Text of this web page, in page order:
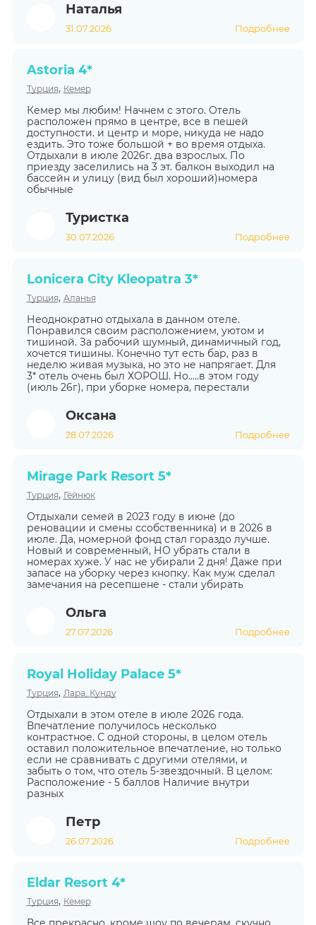
Наталья
31.07.2026 Подробнее
Astoria 4*
Турция, Кемер
Кемер мы любим! Начнем с этого. Отель
расположен прямо в центре, все в пешей
доступности. и центр и море, никуда не надо
ездить. Это тоже большой + во время отдыха.
Отдыхали в июле 2026г. два взрослых. По
приезду заселились на 3 эт. балкон выходил на
бассейн и улицу (вид был хороший)номера
обычные
Туристка
30.07.2026 Подробнее
Lonicera City Kleopatra 3*
Турция, Аланья
Неоднократно отдыхала в данном отеле.
Понравился своим расположением, уютом и
тишиной. За рабочий шумный, динамичный год,
хочется тишины. Конечно тут есть бар, раз в
неделю живая музыка, но это не напрягает. Для
3* отель очень был ХОРОШ. Но.....в этом году
(июль 26г), при уборке номера, перестали
Оксана
28.07.2026 Подробнее
Mirage Park Resort 5*
Турция, Гёйнюк
Отдыхали семей в 2023 году в июне (до
реновации и смены ссобственника) и в 2026 в
июле. Да, номерной фонд стал гораздо лучше.
Новый и современный, НО убрать стали в
номерах хуже. У нас не убирали 2 дня! Даже при
запасе на уборку через кнопку. Как муж сделал
замечания на ресепшене - стали убирать
Ольга
27.07.2026 Подробнее
Royal Holiday Palace 5*
Турция, Лара, Кунду
Отдыхали в этом отеле в июле 2026 года.
Впечатление получилось несколько
контрастное. С одной стороны, в целом отель
оставил положительное впечатление, но только
если не сравнивать с другими отелями, и
забыть о том, что отель 5-звездочный. В целом:
Расположение - 5 баллов Наличие внутри
разных
Петр
26.07.2026 Подробнее
Eldar Resort 4*
Турция, Кемер